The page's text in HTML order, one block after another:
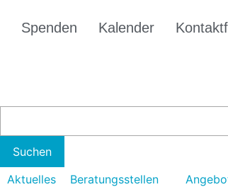
Spenden Kalender
Aktuelles Beratungsstellen